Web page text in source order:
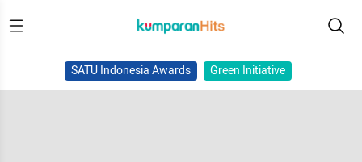
SATU Indonesia Awards Green Initiative